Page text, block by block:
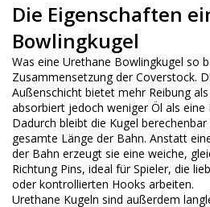
Die Eigenschaften
Bowlingkugel
Was eine Urethane Bowlingkugel so
Zusammensetzung der Coverstock.
Außenschicht bietet mehr Reibung
absorbiert jedoch weniger Öl als eine
Dadurch bleibt die Kugel
gesamte Länge der Bahn. Anstatt
der Bahn erzeugt sie eine weiche,
Richtung Pins, ideal für Spieler, die
oder kontrollierten Hooks arbeiten.
Urethane Kugeln sind außerdem